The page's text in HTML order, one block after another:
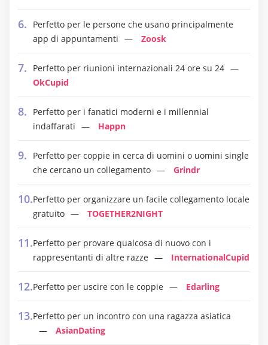
Perfetto per le persone che usano principalmente
app di appuntamenti
Zoosk
Perfetto per riunioni internazionali 24 ore su 24
OkCupid
Perfetto per i fanatici moderni e i millennial
indaffarati
Happn
Perfetto per coppie in cerca di uomini o uomini single
che cercano un collegamento
Grindr
Perfetto per organizzare un facile collegamento locale
gratuito
TOGETHER2NIGHT
Perfetto per provare qualcosa di nuovo con i
rappresentanti di altre razze
InternationalCupid
Perfetto per uscire con le coppie Edarling
Perfetto per un incontro con una ragazza asiatica
AsianDating